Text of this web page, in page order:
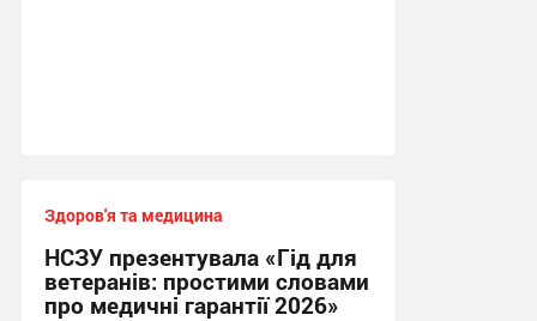
Здоров'я та медицина
НСЗУ презентувала «Гід для
ветеранів: простими словами
про медичні гарантії 2026»